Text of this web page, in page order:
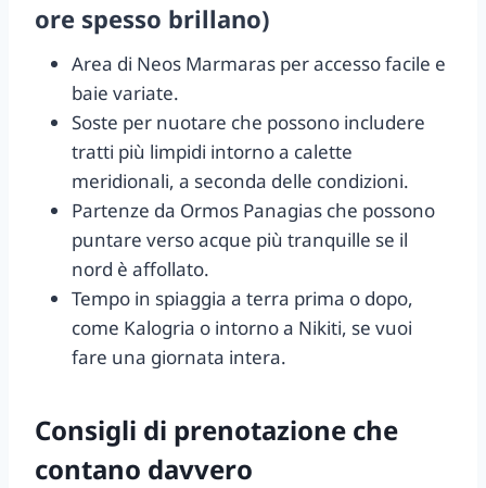
ore spesso brillano)
Area di Neos Marmaras per accesso facile e
baie variate.
Soste per nuotare che possono includere
tratti più limpidi intorno a calette
meridionali, a seconda delle condizioni.
Partenze da Ormos Panagias che possono
puntare verso acque più tranquille se il
nord è affollato.
Tempo in spiaggia a terra prima o dopo,
come Kalogria o intorno a Nikiti, se vuoi
fare una giornata intera.
Consigli di prenotazione che
contano davvero